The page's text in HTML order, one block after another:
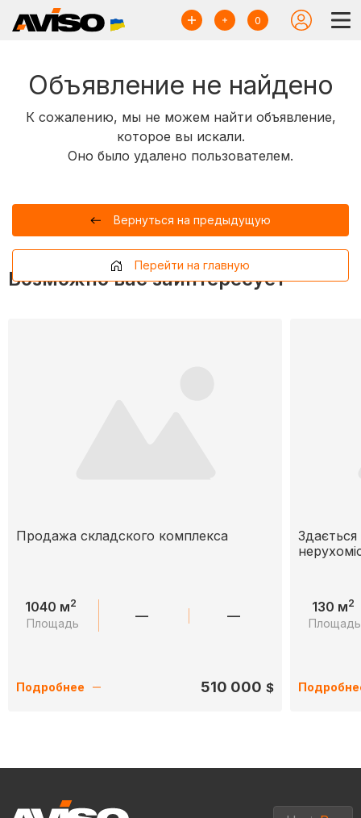
0
Объявление не найдено
К сожалению, мы не можем найти объявление,
которое вы искали.
Оно было удалено пользователем.
Вернуться на предыдущую
Перейти на главную
Возможно вас заинтересует
Продажа складского комплекса
1040 м2
Площадь — —
Подробнее 510 000 $
130 м2
Площадь